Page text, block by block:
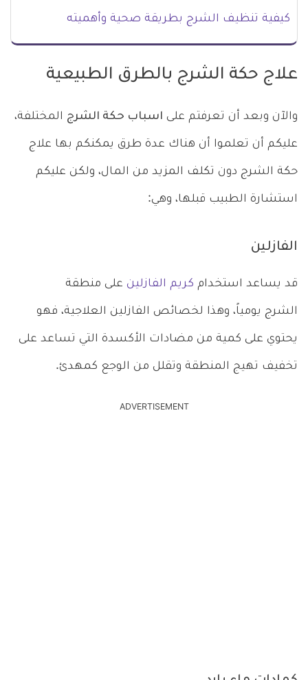
كيفية تنظيف الشرج بطريقة صحية وأهميته
علاج حكة الشرج بالطرق الطبيعية
والآن وبعد أن تعرفتم على اسباب حكة الشرج المختلفة،
عليكم أن تعلموا أن هناك عدة طرق يمكنكم بها علاج
حكة الشرج دون تكلف المزيد من المال، ولكن عليكم
استشارة الطبيب قبلها، وهي:
الفازلين
قد يساعد استخدام كريم الفازلين على منطقة
الشرج يومياً، وهذا لخصائص الفازلين العلاجية، فهو
يحتوي على كمية من مضادات الأكسدة التي تساعد على
تخفيف تهيج المنطقة وتقلل من الوجع كمهدئ.
ADVERTISEMENT